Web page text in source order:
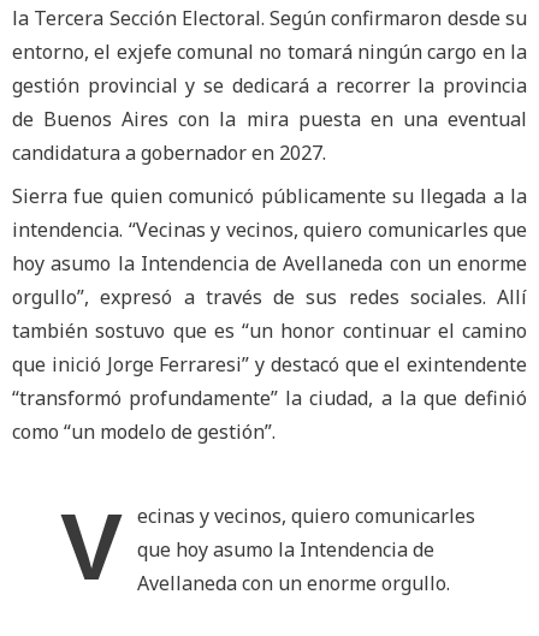
la Tercera Sección Electoral. Según confirmaron desde su
entorno, el exjefe comunal no tomará ningún cargo en la
gestión provincial y se dedicará a recorrer la provincia
de Buenos Aires con la mira puesta en una eventual
candidatura a gobernador en 2027.
Sierra fue quien comunicó públicamente su llegada a la
intendencia. “Vecinas y vecinos, quiero comunicarles que
hoy asumo la Intendencia de Avellaneda con un enorme
orgullo”, expresó a través de sus redes sociales. Allí
también sostuvo que es “un honor continuar el camino
que inició Jorge Ferraresi” y destacó que el exintendente
“transformó profundamente” la ciudad, a la que definió
como “un modelo de gestión”.
V ecinas y vecinos, quiero comunicarles
que hoy asumo la Intendencia de
Avellaneda con un enorme orgullo.